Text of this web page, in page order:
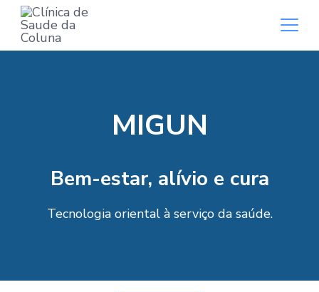
MIGUN
Bem-estar, alívio e cura
Tecnologia oriental à serviço da saúde.